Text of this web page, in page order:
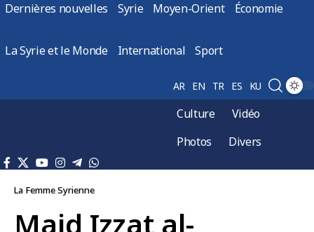
Dernières nouvelles Syrie Moyen-Orient Économie
La Syrie et le Monde International Sport
AR EN TR ES KU
Culture
Vidéo
Photos
Divers
La Femme Syrienne
Majd Izzat al-